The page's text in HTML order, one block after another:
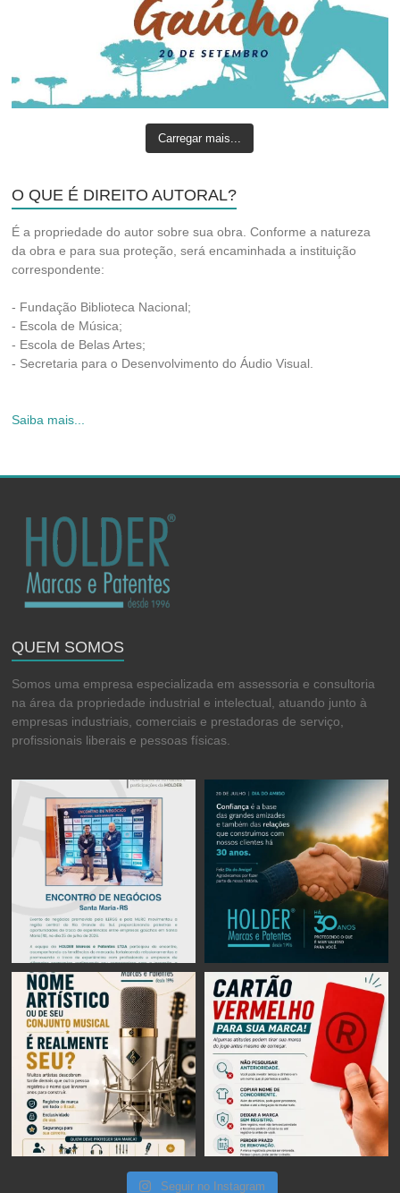
Carregar mais...
O QUE É DIREITO AUTORAL?
É a propriedade do autor sobre sua obra. Conforme a natureza
da obra e para sua proteção, será encaminhada a instituição
correspondente:
- Fundação Biblioteca Nacional;
- Escola de Música;
- Escola de Belas Artes;
- Secretaria para o Desenvolvimento do Áudio Visual.
Saiba mais...
QUEM SOMOS
Somos uma empresa especializada em assessoria e consultoria
na área da propriedade industrial e intelectual, atuando junto à
empresas industriais, comerciais e prestadoras de serviço,
profissionais liberais e pessoas físicas.
Seguir no Instagram